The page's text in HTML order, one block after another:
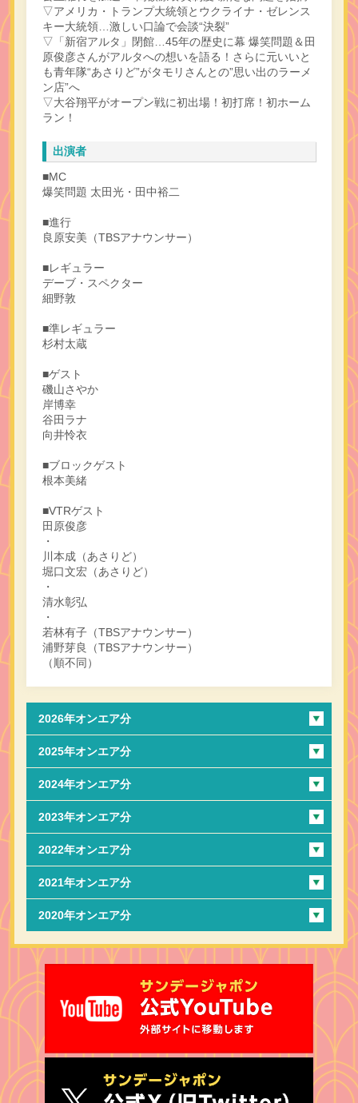
▽アメリカ・トランプ大統領とウクライナ・ゼレンス
キー大統領…激しい口論で会談“決裂”
▽「新宿アルタ」閉館…45年の歴史に幕 爆笑問題＆田
原俊彦さんがアルタへの想いを語る！さらに元いいと
も青年隊“あさりど”がタモリさんとの”思い出のラーメ
ン店”へ
▽大谷翔平がオープン戦に初出場！初打席！初ホーム
ラン！
出演者
■MC
爆笑問題 太田光・田中裕二
■進行
良原安美（TBSアナウンサー）
■レギュラー
デーブ・スペクター
細野敦
■準レギュラー
杉村太蔵
■ゲスト
磯山さやか
岸博幸
谷田ラナ
向井怜衣
■ブロックゲスト
根本美緒
■VTRゲスト
田原俊彦
・
川本成（あさりど）
堀口文宏（あさりど）
・
清水彰弘
・
若林有子（TBSアナウンサー）
浦野芽良（TBSアナウンサー）
（順不同）
2026年オンエア分
2025年オンエア分
2024年オンエア分
2023年オンエア分
2022年オンエア分
2021年オンエア分
2020年オンエア分